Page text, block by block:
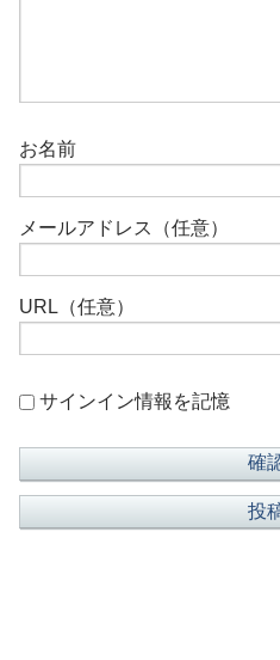
お名前
メールアドレス（任意）
URL（任意）
サインイン情報を記憶